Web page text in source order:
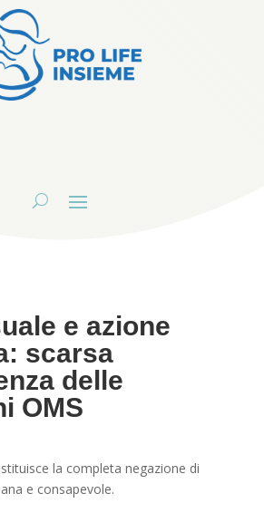
e azione
scarsa
delle
OMS
la completa negazione di
e consapevole.